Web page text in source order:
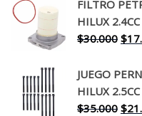
FILTRO
HILUX
$30.000 El
era:
$
JUEGO
HILUX
$35.000 El
$